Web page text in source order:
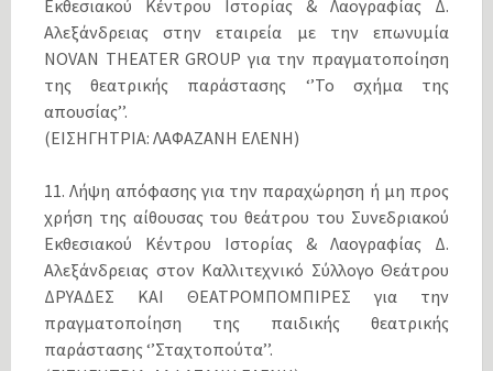
Εκθεσιακού Κέντρου Ιστορίας & Λαογραφίας Δ.
Αλεξάνδρειας στην εταιρεία με την επωνυμία
NOVAN THEATER GROUP για την πραγματοποίηση
της θεατρικής παράστασης ‘’Το σχήμα της
απουσίας’’.
(ΕΙΣΗΓΗΤΡΙΑ: ΛΑΦΑΖΑΝΗ ΕΛΕΝΗ)
11. Λήψη απόφασης για την παραχώρηση ή μη προς
χρήση της αίθουσας του θεάτρου του Συνεδριακού
Εκθεσιακού Κέντρου Ιστορίας & Λαογραφίας Δ.
Αλεξάνδρειας στον Καλλιτεχνικό Σύλλογο Θεάτρου
ΔΡΥΑΔΕΣ ΚΑΙ ΘΕΑΤΡΟΜΠΟΜΠΙΡΕΣ για την
πραγματοποίηση της παιδικής θεατρικής
παράστασης ‘’Σταχτοπούτα’’.